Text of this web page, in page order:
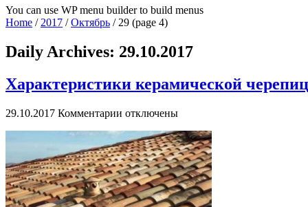
You can use WP menu builder to build menus
Home /2017 /Октябрь /29 (page 4)
Daily Archives: 29.10.2017
Характеристики керамической
29.10.2017 Комментарии к
Характеристики
керамической
черепицы
отключены